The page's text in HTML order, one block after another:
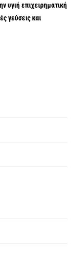
υγιή επιχειρηματική
γεύσεις και